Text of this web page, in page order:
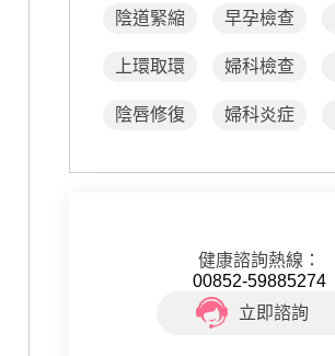
陰道緊縮 早孕檢查
上環取環 婦科檢查
陰唇修復 婦科炎症
健康諮詢熱線：
00852-59885274
立即諮詢